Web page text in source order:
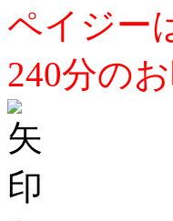
ペイジー
240分の